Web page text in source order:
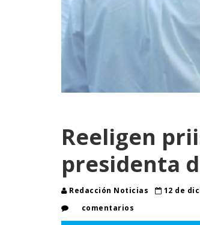
Reeligen
presidenta
Redacción Noticias 12 de
comentarios